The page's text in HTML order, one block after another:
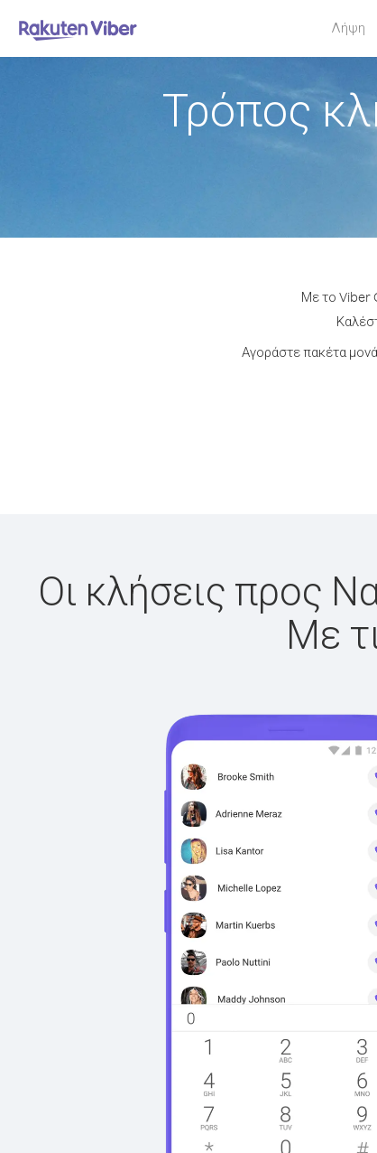
Λήψη
Τρόπος
Με το Viber
Αγοράστε πακέτα
Οι κλήσεις προς
Με